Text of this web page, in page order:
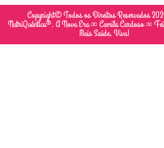
Copyright© Todos os Direitos Reservados
NutriQuântica®, A Nova Era ∞ Camila Cardoso ∞
Mais Saúde, Viva!